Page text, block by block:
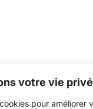
votre vie
pour améliorer